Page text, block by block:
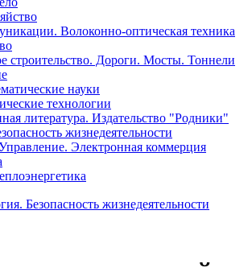
Волоконно-оптическая техника
строительство. Дороги. Мосты. Тоннели
науки
технологии
литература. Издательство "Родники"
жизнедеятельности
Электронная коммерция
Безопасность жизнедеятельности